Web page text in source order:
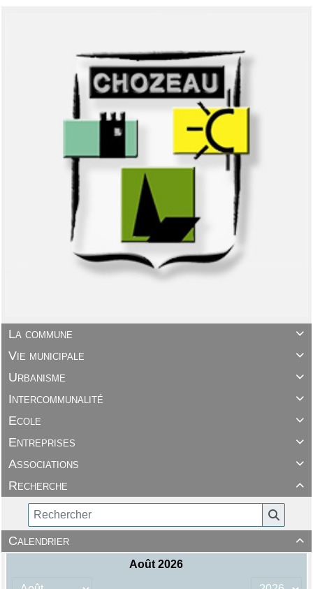

La commune

Vie municipale

Urbanisme

Intercommunalité

Ecole

Entreprises

Associations

Recherche

Calendrier